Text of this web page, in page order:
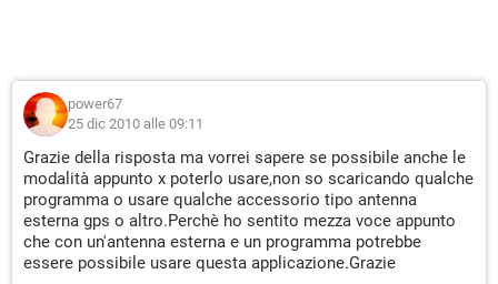
power67
25 dic 2010 alle 09:11
Grazie della risposta ma vorrei sapere se possibile anche le
modalità appunto x poterlo usare,non so scaricando qualche
programma o usare qualche accessorio tipo antenna
esterna gps o altro.Perchè ho sentito mezza voce appunto
che con un'antenna esterna e un programma potrebbe
essere possibile usare questa applicazione.Grazie